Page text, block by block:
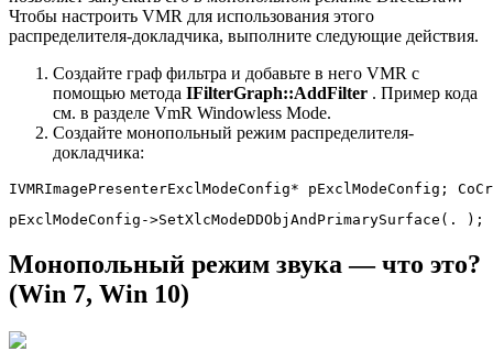
Чтобы настроить VMR для использования этого
распределителя-докладчика, выполните следующие действия.
Создайте граф фильтра и добавьте в него VMR с
помощью метода IFilterGraph::AddFilter . Пример кода
см. в разделе VmR Windowless Mode.
Создайте монопольный режим распределителя-
докладчика:
IVMRImagePresenterExclModeConfig* pExclModeConfig;
pExclModeConfig->SetXlcModeDDObjAndPrimarySurface(. );
Монопольный режим звука — что это?
(Win 7, Win 10)